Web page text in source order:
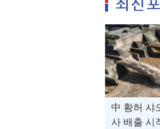
中 황허 샤
사 배출 시